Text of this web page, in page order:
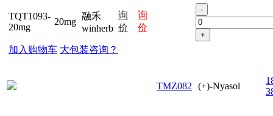
TQT1093-
20mg
20mg
融禾
winherb
询
价
询
价
-
+
加入购物车 大包装咨询？
TMZ082 (+)-Nyasol